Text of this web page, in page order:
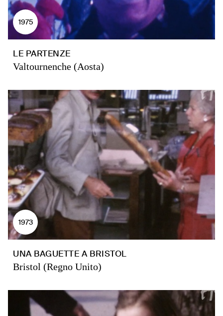
1975
LE PARTENZE
Valtournenche (Aosta)
1973
UNA BAGUETTE A BRISTOL
Bristol (Regno Unito)